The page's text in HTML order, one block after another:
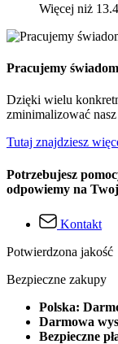
Więcej niż
Pracujemy
Dzięki wielu
zminimalizować
Tutaj znajdziesz
Potrzebujesz
odpowiemy na
Kontakt
Potwierdzona jakość
Bezpieczne zakupy
Polska:
Darmowa
Bezpieczne